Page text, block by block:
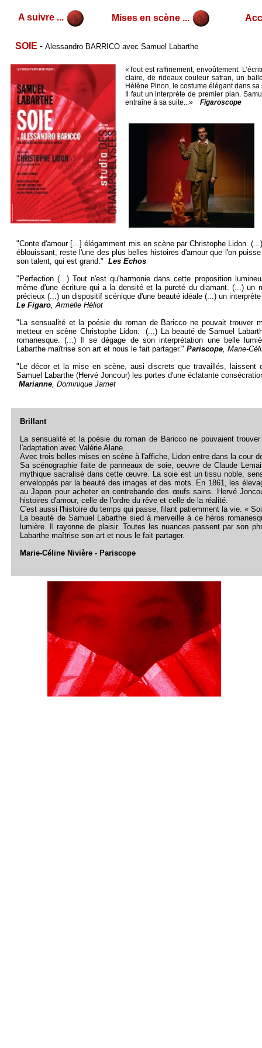
«Tout est raffinement, envoûtement.
claire, de rideaux couleur safran, un
Hélène Pinon, le costume élégant dans
Il faut un interprète de premier plan.
entraîne à sa suite...» Figaroscope
"Conte d'amour [...] élégamment mis en scène par Christophe Lidon.
éblouissant, reste l'une des plus belles histoires d'amour que l'on
son talent, qui est grand." Les Echos
"Perfection (...) Tout n'est qu'harmonie dans cette proposition
même d'une écriture qui a la densité et la pureté du diamant. (...) un
précieux (...) un dispositif scénique d'une beauté idéale (...) un
Le Figaro, Armelle Héliot
"La sensualité et la poésie du roman de Baricco ne pouvait trouver
metteur en scène Christophe Lidon. (...) La beauté de Samuel
romanesque. (...) Il se dégage de son interprétation une belle
Labarthe maîtrise son art et nous le fait partager." Pariscope, Marie-
"Le décor et la mise en scène, ausi discrets que travaillés, laissent
Samuel Labarthe (Hervé Joncour) les portes d'une éclatante
Marianne, Dominique Jamet
Brillant
La sensualité et la poésie du roman de Baricco ne pouvaient
l'adaptation avec Valérie Alane.
Avec trois belles mises en scène à l'affiche, Lidon entre dans la cour
Sa scénographie faite de panneaux de soie, oeuvre de Claude
mythique sacralisé dans cette œuvre. La soie est un tissu noble,
enveloppés par la beauté des images et des mots. En 1861, les
au Japon pour acheter en contrebande des œufs sains. Hervé
histoires d'amour, celle de l'ordre du rêve et celle de la réalité.
C'est aussi l'histoire du temps qui passe, filant patiemment la vie. «
La beauté de Samuel Labarthe sied à merveille à ce héros
lumière. Il rayonne de plaisir. Toutes les nuances passent par son
Labarthe maîtrise son art et nous le fait partager.
Marie-Céline Nivière - Pariscope
Mises en scène ...
A suivre ...
SOIE - Alessandro BARRICO avec Samuel Labarthe